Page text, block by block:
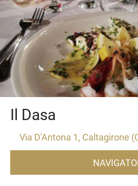
Il Dasa
Via D'Antona 1, Caltagirone